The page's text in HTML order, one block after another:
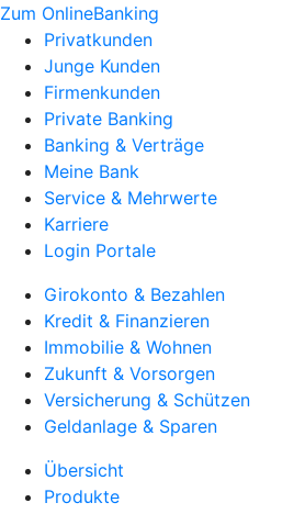
Zum OnlineBanking
Privatkunden
Junge Kunden
Firmenkunden
Private Banking
Banking & Verträge
Meine Bank
Service & Mehrwerte
Karriere
Login Portale
Girokonto & Bezahlen
Kredit & Finanzieren
Immobilie & Wohnen
Zukunft & Vorsorgen
Versicherung & Schützen
Geldanlage & Sparen
Übersicht
Produkte